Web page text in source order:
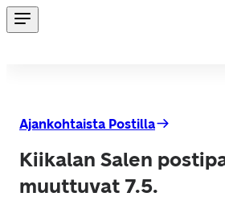
Ajankohtaista Postilla
Kiikalan Salen
muuttuvat 7.5.